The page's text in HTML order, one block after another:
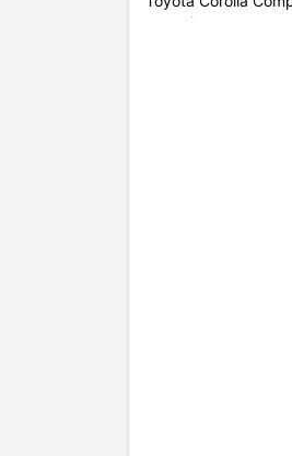
VVT-i (05.1997 -